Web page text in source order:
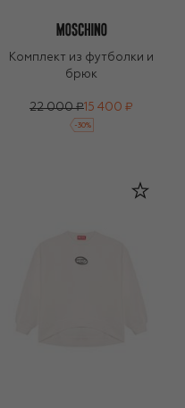
Комплект из футболки и
брюк
22 000 ₽ 15 400 ₽
-30%